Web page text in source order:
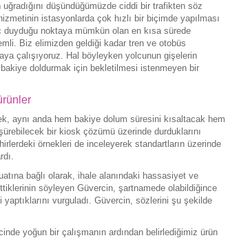
düşündüğümüzde ciddi bir trafikten söz
istasyonlarda çok hızlı bir biçimde yapılması
noktaya mümkün olan en kısa sürede
Biz elimizden geldiği kadar tren ve otobüs
çalışıyoruz. Hal böyleyken yolcunun gişelerin
doldurmak için bekletilmesi istenmeyen bir
aynı anda hem bakiye dolum süresini kısaltacak hem
bir kiosk çözümü üzerinde durduklarını
örnekleri de inceleyerek standartların üzerinde
bağlı olarak, ihale alanındaki hassasiyet ve
söyleyen Güvercin, şartnamede olabildiğince
vurguladı. Güvercin, sözlerini şu şekilde
yoğun bir çalışmanın ardından belirlediğimiz ürün